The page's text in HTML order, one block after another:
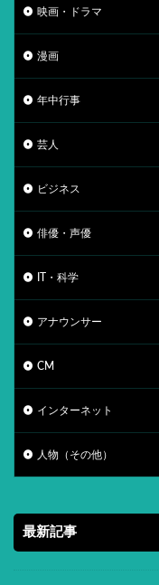
映画・ドラマ
漫画
年中行事
芸人
ビジネス
俳優・声優
IT・科学
アナウンサー
CM
インターネット
人物（その他）
最新記事